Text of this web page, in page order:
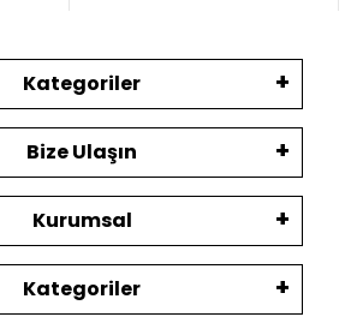
Kategoriler
Bize Ulaşın
Kurumsal
Kategoriler